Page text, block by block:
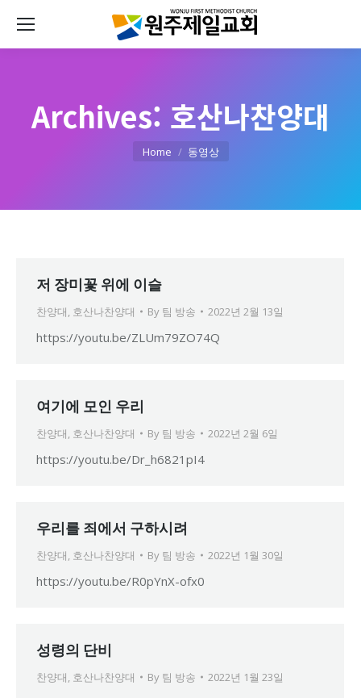
Archives: 호산나찬양대
Home 동영상
저 장미꽃 위에 이슬
찬양대, 호산나찬양대 By 팀 방송 2022년 2월 13일
https://youtu.be/ZLUm79ZO74Q
여기에 모인 우리
찬양대, 호산나찬양대 By 팀 방송 2022년 2월 6일
https://youtu.be/Dr_h6821pI4
우리를 죄에서 구하시려
찬양대, 호산나찬양대 By 팀 방송 2022년 1월 30일
https://youtu.be/R0pYnX-ofx0
성령의 단비
찬양대, 호산나찬양대 By 팀 방송 2022년 1월 23일